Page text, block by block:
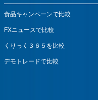
食品キャンペーンで比較
FXニュースで比較
くりっく３６５を比較
デモトレードで比較